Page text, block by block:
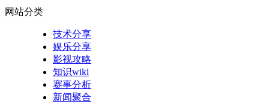
网站分类
技术分享
娱乐分享
影视攻略
知识wiki
赛事分析
新闻聚合